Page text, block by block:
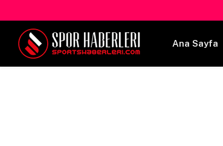
Ana Sayfa